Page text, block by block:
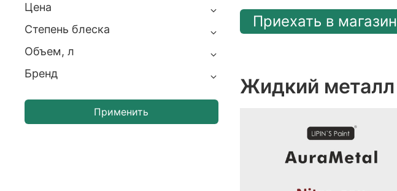
Приехать в магазин
Жидкий металл
Цена
Степень блеска
Объем, л
Бренд
Применить